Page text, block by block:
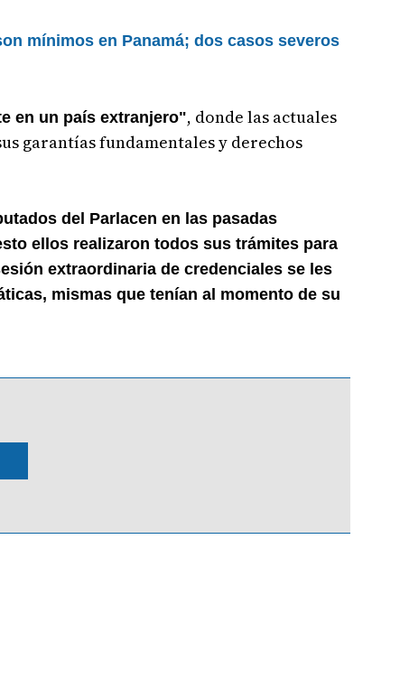
mínimos en Panamá; dos casos severos
en un país extranjero", donde las actuales
garantías fundamentales y derechos
del Parlacen en las pasadas
ellos realizaron todos sus trámites para
extraordinaria de credenciales se les
mismas que tenían al momento de su